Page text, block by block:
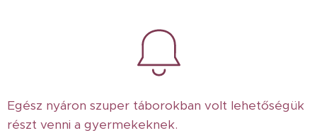
Egész nyáron szuper táborokban volt lehetőségük
részt venni a gyermekeknek.